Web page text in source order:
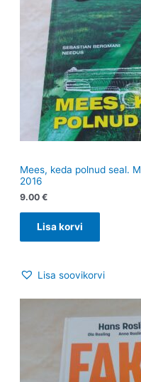
Mees, keda polnud seal.
2016
9.00 €
Lisa korvi
Lisa soovikorvi